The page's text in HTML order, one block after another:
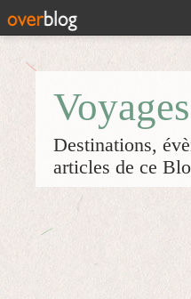
Destinations,
articles de ce